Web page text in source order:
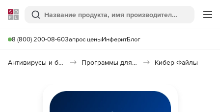
Softline
Поиск
8 (800) 200-08-60Запрос ценыИнферитБлог
Антивирусы и безопасность Программы для защиты информации Кибер Файлы